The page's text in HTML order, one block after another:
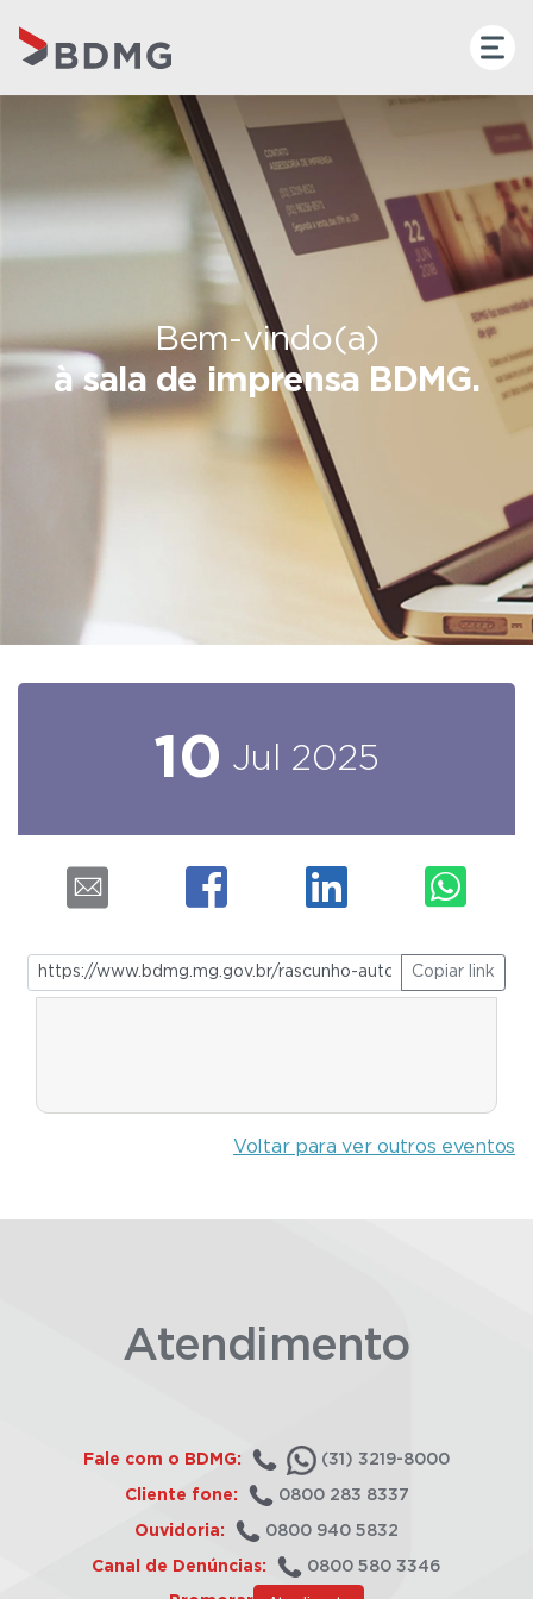
Bem-vindo(a)
à sala de imprensa BDMG.
10 Jul 2025
Copiar link
Voltar para ver outros eventos
Atendimento
Fale com o BDMG: (31) 3219-8000
Cliente fone: 0800 283 8337
Ouvidoria: 0800 940 5832
Canal de Denúncias: 0800 580 3346